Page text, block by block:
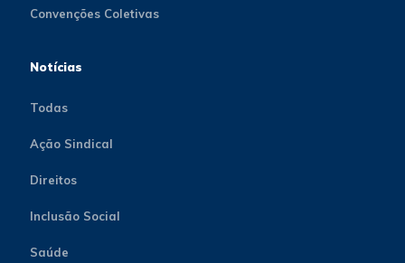
Convenções Coletivas
Notícias
Todas
Ação Sindical
Direitos
Inclusão Social
Saúde